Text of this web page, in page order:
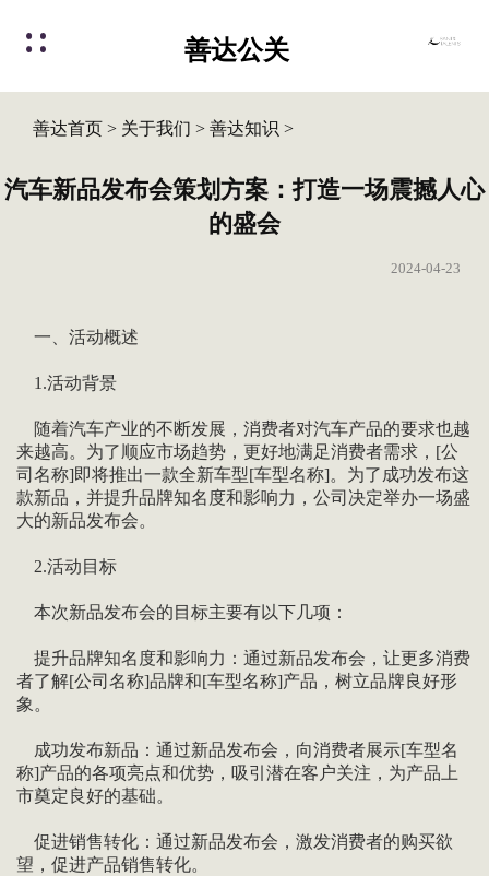
善达公关
善达首页> 关于我们 > 善达知识 >
汽车新品发布会策划方案：打造一场震撼人心
的盛会
2024-04-23
一、活动概述
1.活动背景
随着汽车产业的不断发展，消费者对汽车产品的要求也越
来越高。为了顺应市场趋势，更好地满足消费者需求，[公
司名称]即将推出一款全新车型[车型名称]。为了成功发布这
款新品，并提升品牌知名度和影响力，公司决定举办一场盛
大的新品发布会。
2.活动目标
本次新品发布会的目标主要有以下几项：
提升品牌知名度和影响力：通过新品发布会，让更多消费
者了解[公司名称]品牌和[车型名称]产品，树立品牌良好形
象。
成功发布新品：通过新品发布会，向消费者展示[车型名
称]产品的各项亮点和优势，吸引潜在客户关注，为产品上
市奠定良好的基础。
促进销售转化：通过新品发布会，激发消费者的购买欲
望，促进产品销售转化。